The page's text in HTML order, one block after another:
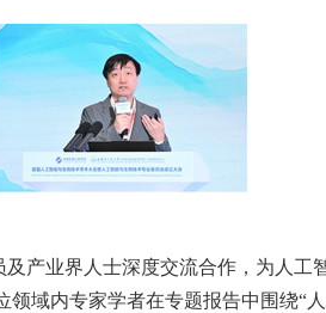
产业界人士深度交流合作，为人工
域内专家学者在专题报告中围绕“